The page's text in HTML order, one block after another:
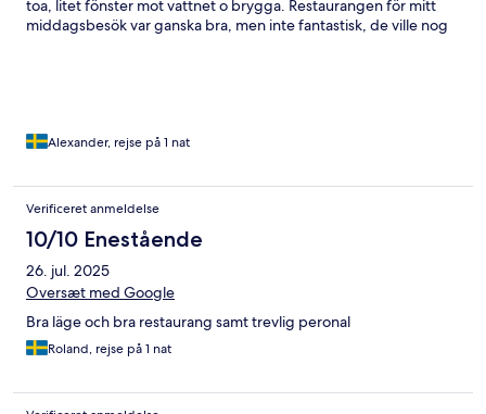
toa, litet fönster mot vattnet o brygga. Restaurangen för mitt
middagsbesök var ganska bra, men inte fantastisk, de ville nog
Alexander, rejse på 1 nat
Verificeret anmeldelse
10/10 Enestående
26. jul. 2025
Oversæt med Google
Bra läge och bra restaurang samt trevlig peronal
Roland, rejse på 1 nat